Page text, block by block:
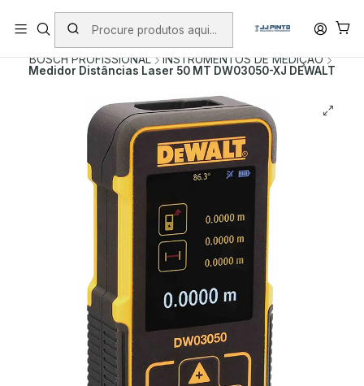
PORTES INCLUÍDOS EM ENCOMENDAS +75€ (excepto ilhas)
Início PRODUTOS
FERRAMENTAS SEM FIO
BOSCH PROFISSIONAL
INSTRUMENTOS DE MEDIÇÃO
Medidor Distâncias Laser 50 MT DW03050-XJ DEWALT